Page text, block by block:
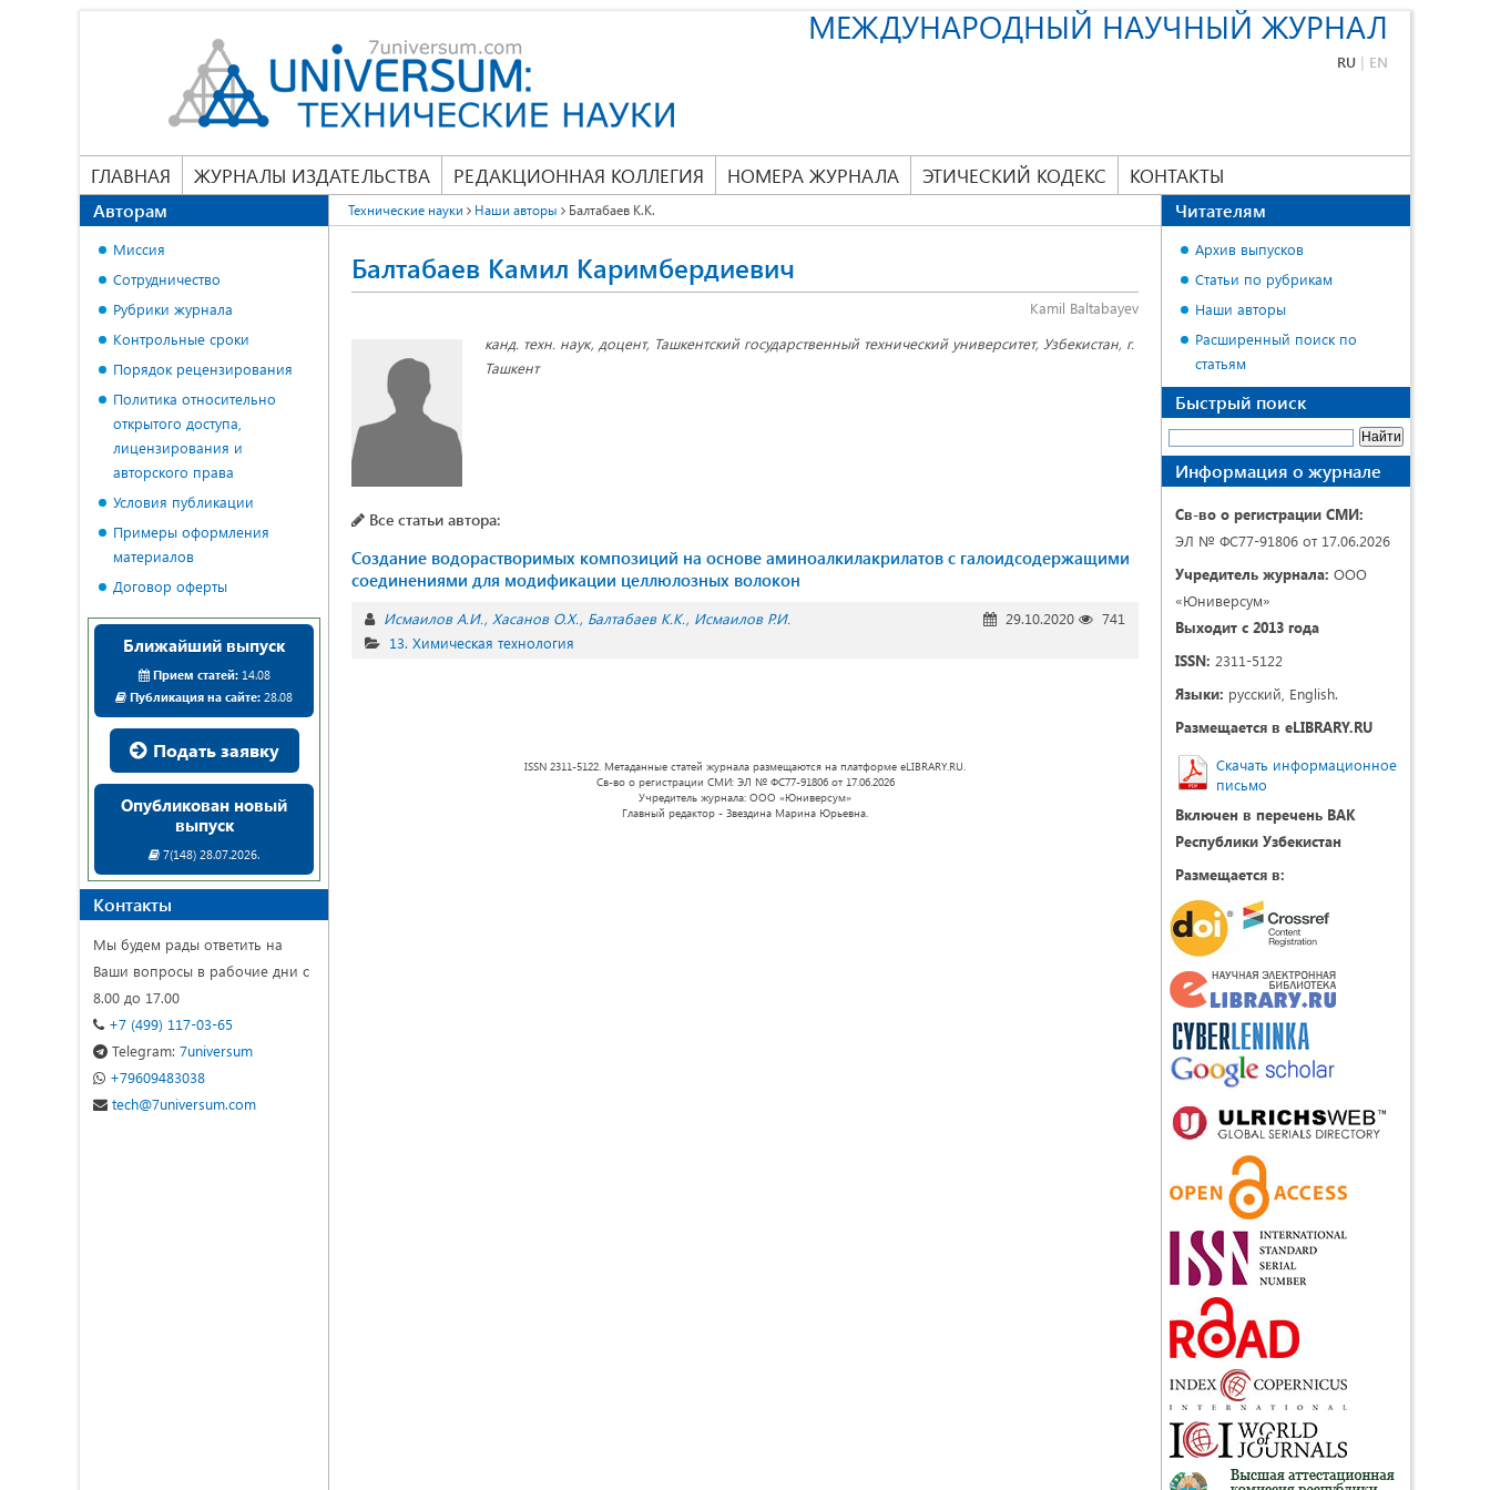
МЕЖДУНАРОДНЫЙ НАУЧНЫЙ ЖУРНАЛ
RU | EN
ГЛАВНАЯ ЖУРНАЛЫ ИЗДАТЕЛЬСТВА РЕДАКЦИОННАЯ КОЛЛЕГИЯ НОМЕРА ЖУРНАЛА ЭТИЧЕСКИЙ КОДЕКС КОНТАКТЫ
Технические науки Наши авторы Балтабаев К.К.
Балтабаев Камил Каримбердиевич
Kamil Baltabayev
канд. техн. наук, доцент, Ташкентский государственный технический университет, Узбекистан, г.
Ташкент
Все статьи автора:
Создание водорастворимых композиций на основе аминоалкилакрилатов с галоидсодержащими
соединениями для модификации целлюлозных волокон
Исмаилов А.И. Хасанов О.Х. Балтабаев К.К. Исмаилов Р.И. 29.10.2020
741
13. Химическая технология
ISSN 2311-5122. Метаданные статей журнала размещаются на платформе eLIBRARY.RU.
Св-во о регистрации СМИ: ЭЛ № ФС77-91806 от 17.06.2026
Учредитель журнала: ООО «Юниверсум»
Главный редактор - Звездина Марина Юрьевна.
Авторам
Миссия
Сотрудничество
Рубрики журнала
Контрольные сроки
Порядок рецензирования
Политика относительно
открытого доступа,
лицензирования и
авторского права
Условия публикации
Примеры оформления
материалов
Договор оферты
Ближайший выпуск
Прием статей:14.08
Публикация на сайте: 28.08
Подать заявку
Опубликован новый
выпуск
7(148) 28.07.2026.
Контакты
Мы будем рады ответить на
Ваши вопросы в рабочие дни с
8.00 до 17.00
+7 (499) 117-03-65
Telegram: 7universum
+79609483038
tech@7universum.com
Читателям
Архив выпусков
Статьи по рубрикам
Наши авторы
Расширенный поиск по
статьям
Быстрый поиск
Информация о журнале
Св-во о регистрации СМИ:
ЭЛ № ФС77-91806 от 17.06.2026
Учредитель журнала: ООО
«Юниверсум»
Выходит с 2013 года
ISSN: 2311-5122
Языки: русский, English.
Размещается в eLIBRARY.RU
Скачать информационное
письмо
Включен в перечень ВАК
Республики Узбекистан
Размещается в: